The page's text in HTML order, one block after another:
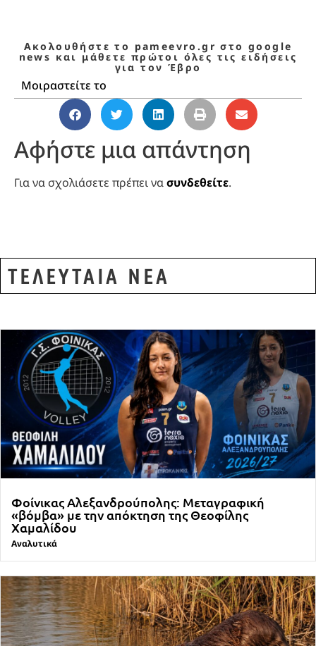
Ακολουθήστε το pameevro.gr στο google
news και μάθετε πρώτοι όλες τις ειδήσεις
για τον Έβρο
Μοιραστείτε το
Αφήστε μια απάντηση
Για να σχολιάσετε πρέπει νασυνδεθείτε.
ΤΕΛΕΥΤΑΙΑ ΝΕΑ
Φοίνικας Αλεξανδρούπολης: Μεταγραφική
«βόμβα» με την απόκτηση της Θεοφίλης
Χαμαλίδου
Αναλυτικά